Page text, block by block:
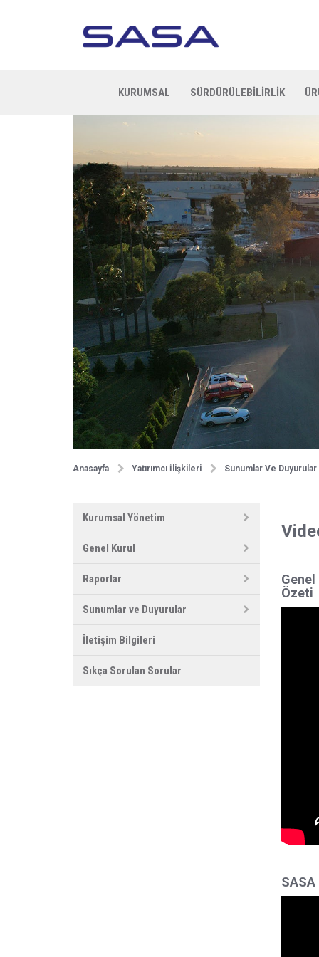
KURUMSAL SÜRDÜRÜLEBİLİRLİK
Anasayfa Yatırımcı İlişkileri Sunumlar Ve Duyurular
Kurumsal Yönetim
Genel Kurul
Raporlar
Sunumlar ve Duyurular
İletişim Bilgileri
Sıkça Sorulan Sorular
Genel
Özeti
SASA